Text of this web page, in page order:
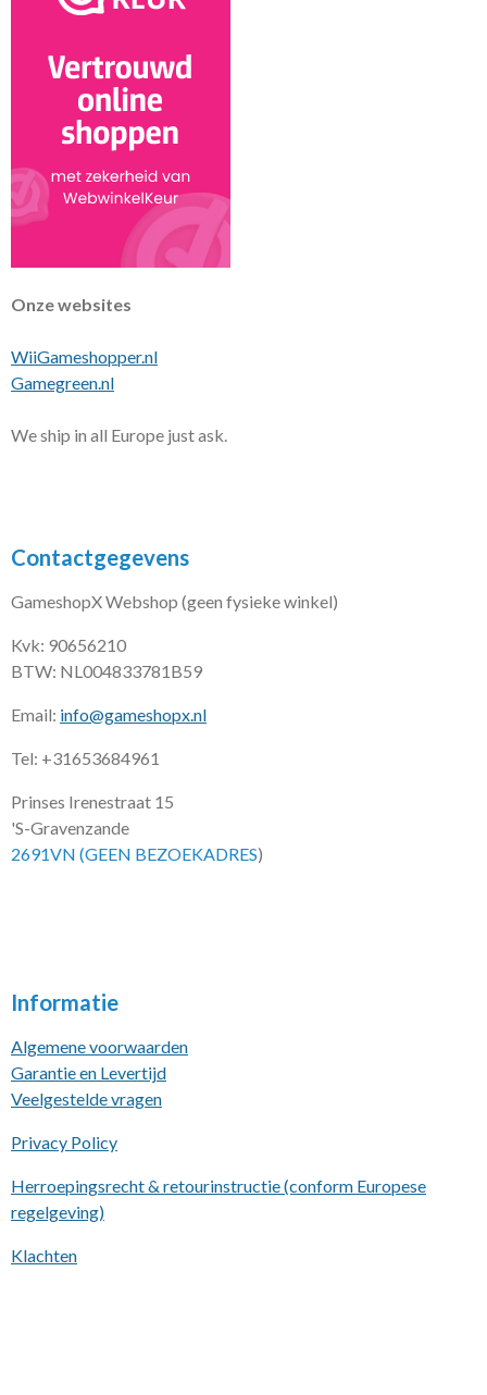
Onze websites
WiiGameshopper.nl
Gamegreen.nl
We ship in all Europe just ask.
Contactgegevens
GameshopX Webshop (geen fysieke winkel)
Kvk: 90656210
BTW: NL004833781B59
Email: info@gameshopx.nl
Tel: +31653684961
Prinses Irenestraat 15
'S-Gravenzande
2691VN (GEEN BEZOEKADRES)
Informatie
Algemene voorwaarden
Garantie en Levertijd
Veelgestelde vragen
Privacy Policy
Herroepingsrecht & retourinstructie (conform Europese
regelgeving)
Klachten